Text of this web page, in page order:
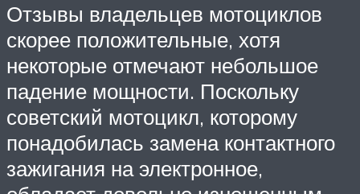
Отзывы владельцев мотоциклов
скорее положительные, хотя
некоторые отмечают небольшое
падение мощности. Поскольку
советский мотоцикл, которому
понадобилась замена контактного
зажигания на электронное,